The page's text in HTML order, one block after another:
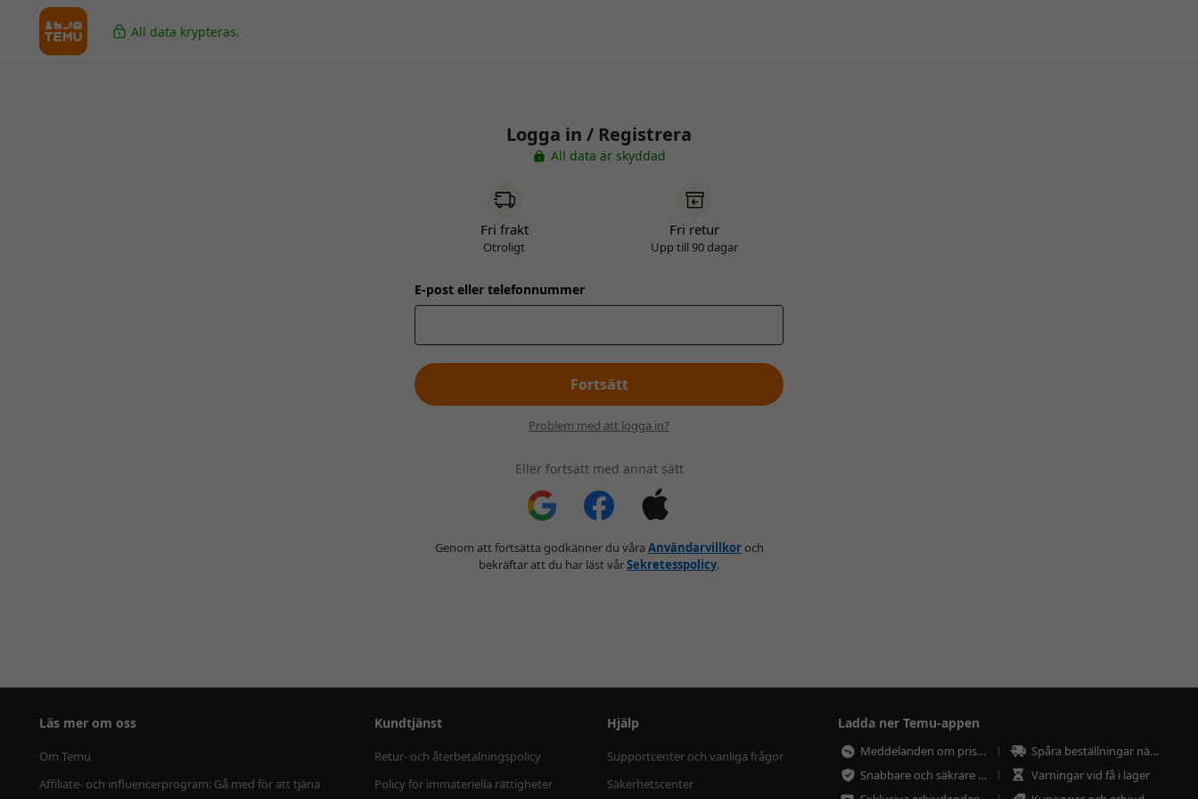
All data krypteras.
Logga in / Registrera
All data är skyddad
Fri frakt
Otroligt
Fri retur
Upp till 90 dagar
E-post eller telefonnummer
Fortsätt
Problem med att logga in?
Eller fortsätt med annat sätt
Genom att fortsätta godkänner du våra Användarvillkoroch
bekräftar att du har läst vårSekretesspolicy.
Läs mer om oss
Om Temu
Affiliate- och influencerprogram: Gå med för att tjäna
Kundtjänst
Retur- och återbetalningspolicy
Policy för immateriella rättigheter
Hjälp
Supportcenter och vanliga frågor
Säkerhetscenter
Ladda ner Temu-appen
Meddelanden om prissänkningar
Spåra beställningar närsomhelst
Snabbare och säkrare betalning
Varningar vid få i lager